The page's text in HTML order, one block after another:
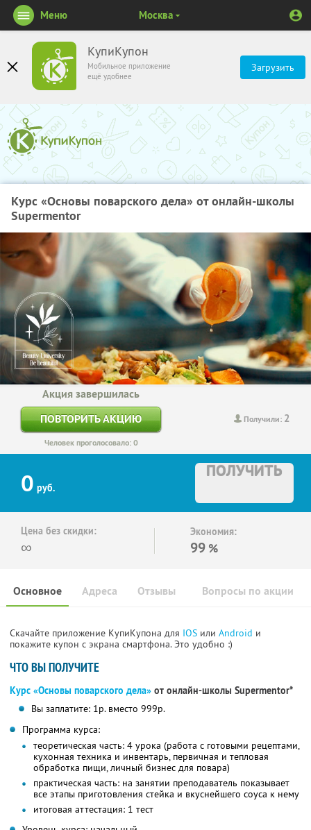
КупиКупон
Мобильное приложение
ещё удобнее
Загрузить
Меню Москва
Курс «Основы поварского дела» от онлайн-школы
Supermentor
Получили: 2
Акция завершилась
ПОВТОРИТЬ АКЦИЮ
Человек проголосовало: 0
0 руб.
ПОЛУЧИТЬ
Цена без скидки:
∞
Экономия:
99 %
Основное Отзывы Вопросы по акции
Адреса
Скачайте приложение КупиКупона для IOS или Android и
покажите купон с экрана смартфона. Это удобно :)
ЧТО ВЫ ПОЛУЧИТЕ
Курс «Основы поварского дела» от онлайн-школы Supermentor*
Вы заплатите: 1р. вместо 999р.
Программа курса:
теоретическая часть: 4 урока (работа с готовыми рецептами,
кухонная техника и инвентарь, первичная и тепловая
обработка пищи, личный бизнес для повара)
практическая часть: на занятии преподаватель показывает
все этапы приготовления стейка и вкуснейшего соуса к нему
итоговая аттестация: 1 тест